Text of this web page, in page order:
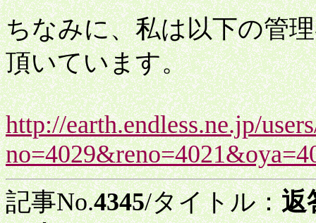
ちなみに、私は以下の管
頂いています。
http://earth.endless.ne.jp/
記事No.4345/タイトル：返